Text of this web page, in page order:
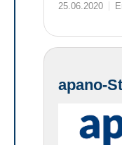
25.06.2020
apano-